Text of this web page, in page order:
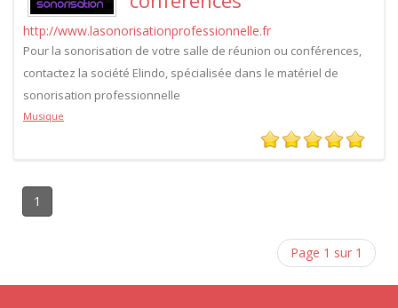
http://www.lasonorisationprofessionnelle.fr
Pour la sonorisation de votre salle de réunion ou conférences,
contactez la société Elindo, spécialisée dans le matériel de
sonorisation professionnelle
Musique
1
Page 1 sur 1